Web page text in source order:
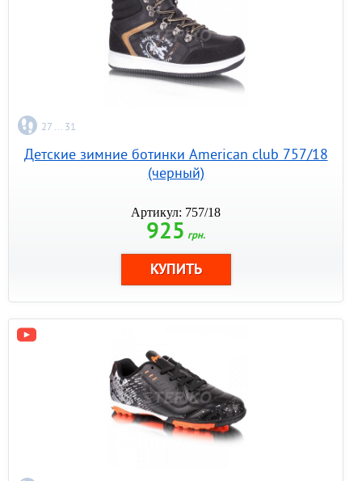
27 ... 31
Детские зимние ботинки American club 757/18
(черный)
Артикул: 757/18
925 грн.